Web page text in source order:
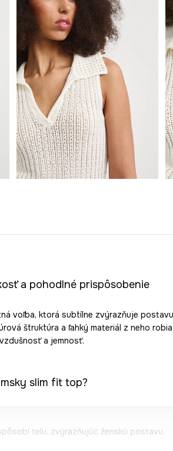
a pohodlné prispôsobenie
voľba, ktorá subtílne zvýrazňuje
štruktúra a ľahký materiál z neho
a jemnosť.
slim fit top?
telu, zvýrazňujúc ženskú postavu.